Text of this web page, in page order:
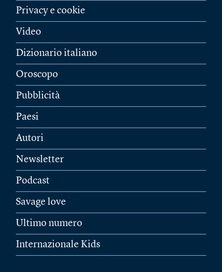
Privacy e cookie
Video
Dizionario italiano
Oroscopo
Pubblicità
Paesi
Autori
Newsletter
Podcast
Savage love
Ultimo numero
Internazionale Kids